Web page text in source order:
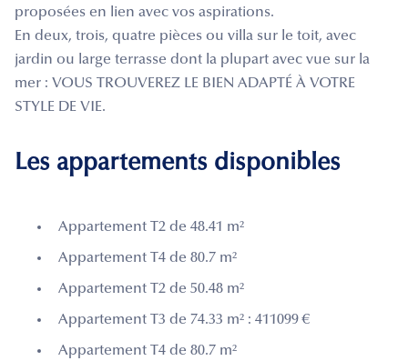
proposées en lien avec vos aspirations.
En deux, trois, quatre pièces ou villa sur le toit, avec
jardin ou large terrasse dont la plupart avec vue sur la
mer : VOUS TROUVEREZ LE BIEN ADAPTÉ À VOTRE
STYLE DE VIE.
Les appartements disponibles
Appartement T2 de 48.41 m²
Appartement T4 de 80.7 m²
Appartement T2 de 50.48 m²
Appartement T3 de 74.33 m² : 411099 €
Appartement T4 de 80.7 m²